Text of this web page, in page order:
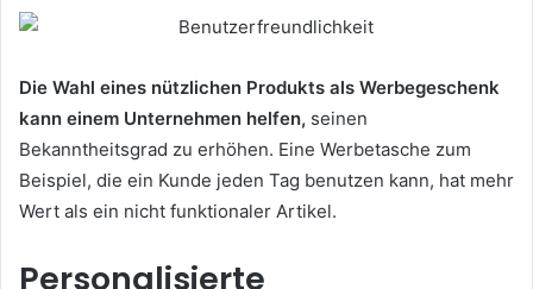
Die Wahl eines nützlichen Produkts als Werbegeschenk
kann einem Unternehmen helfen, seinen
Bekanntheitsgrad zu erhöhen. Eine Werbetasche zum
Beispiel, die ein Kunde jeden Tag benutzen kann, hat mehr
Wert als ein nicht funktionaler Artikel.
Personalisierte